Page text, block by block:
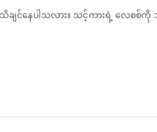
င်နေပါသလား။ သင့်ကားရဲ့ လေစစ်ကို